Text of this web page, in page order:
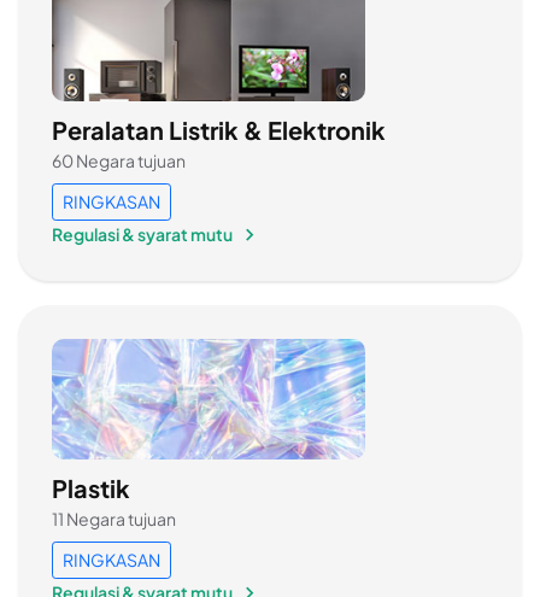
Peralatan Listrik & Elektronik
60 Negara tujuan
RINGKASAN
Regulasi & syarat mutu
Plastik
11 Negara tujuan
RINGKASAN
Regulasi & syarat mutu